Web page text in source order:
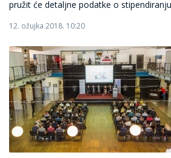
pružit će detaljne podatke o
12. ožujka 2018. 10:20